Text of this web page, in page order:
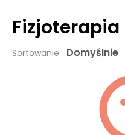
Fizjoterapia
Sortowanie Domyślnie